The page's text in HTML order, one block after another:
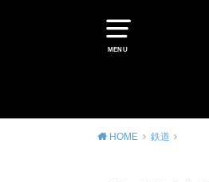
MENU
HOME 鉄道